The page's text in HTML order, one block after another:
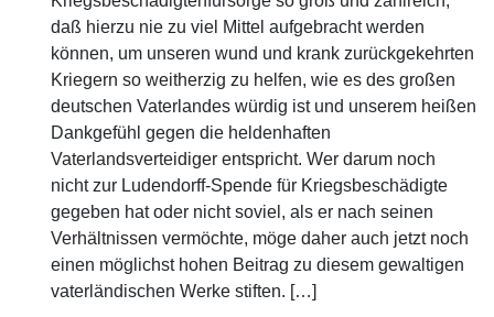
daß hierzu nie zu viel Mittel aufgebracht werden
können, um unseren wund und krank zurückgekehrten
Kriegern so weitherzig zu helfen, wie es des großen
deutschen Vaterlandes würdig ist und unserem heißen
Dankgefühl gegen die heldenhaften
Vaterlandsverteidiger entspricht. Wer darum noch
nicht zur Ludendorff-Spende für Kriegsbeschädigte
gegeben hat oder nicht soviel, als er nach seinen
Verhältnissen vermöchte, möge daher auch jetzt noch
einen möglichst hohen Beitrag zu diesem gewaltigen
vaterländischen Werke stiften. […]